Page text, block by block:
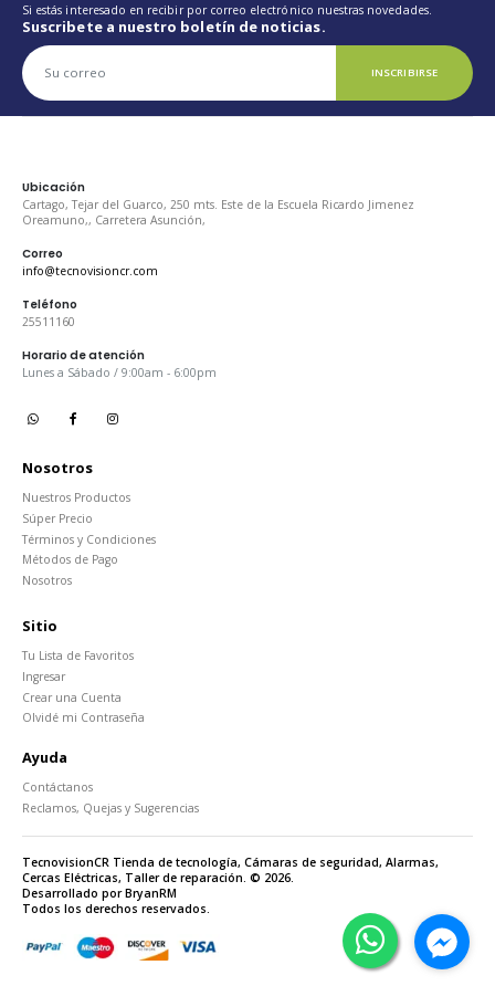
Si estás interesado en recibir por correo electrónico nuestras novedades.
Suscribete a nuestro boletín de noticias.
INSCRIBIRSE
Ubicación
Cartago, Tejar del Guarco, 250 mts. Este de la Escuela Ricardo Jimenez
Oreamuno,, Carretera Asunción,
Correo
info@tecnovisioncr.com
Teléfono
25511160
Horario de atención
Lunes a Sábado / 9:00am - 6:00pm
Nosotros
Nuestros Productos
Súper Precio
Términos y Condiciones
Métodos de Pago
Nosotros
Sitio
Tu Lista de Favoritos
Ingresar
Crear una Cuenta
Olvidé mi Contraseña
Ayuda
Contáctanos
Reclamos, Quejas y Sugerencias
TecnovisionCR Tienda de tecnología, Cámaras de seguridad, Alarmas,
Cercas Eléctricas, Taller de reparación. © 2026.
Desarrollado por BryanRM
Todos los derechos reservados.